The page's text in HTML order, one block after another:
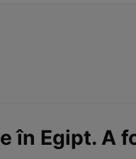
în Egipt. A